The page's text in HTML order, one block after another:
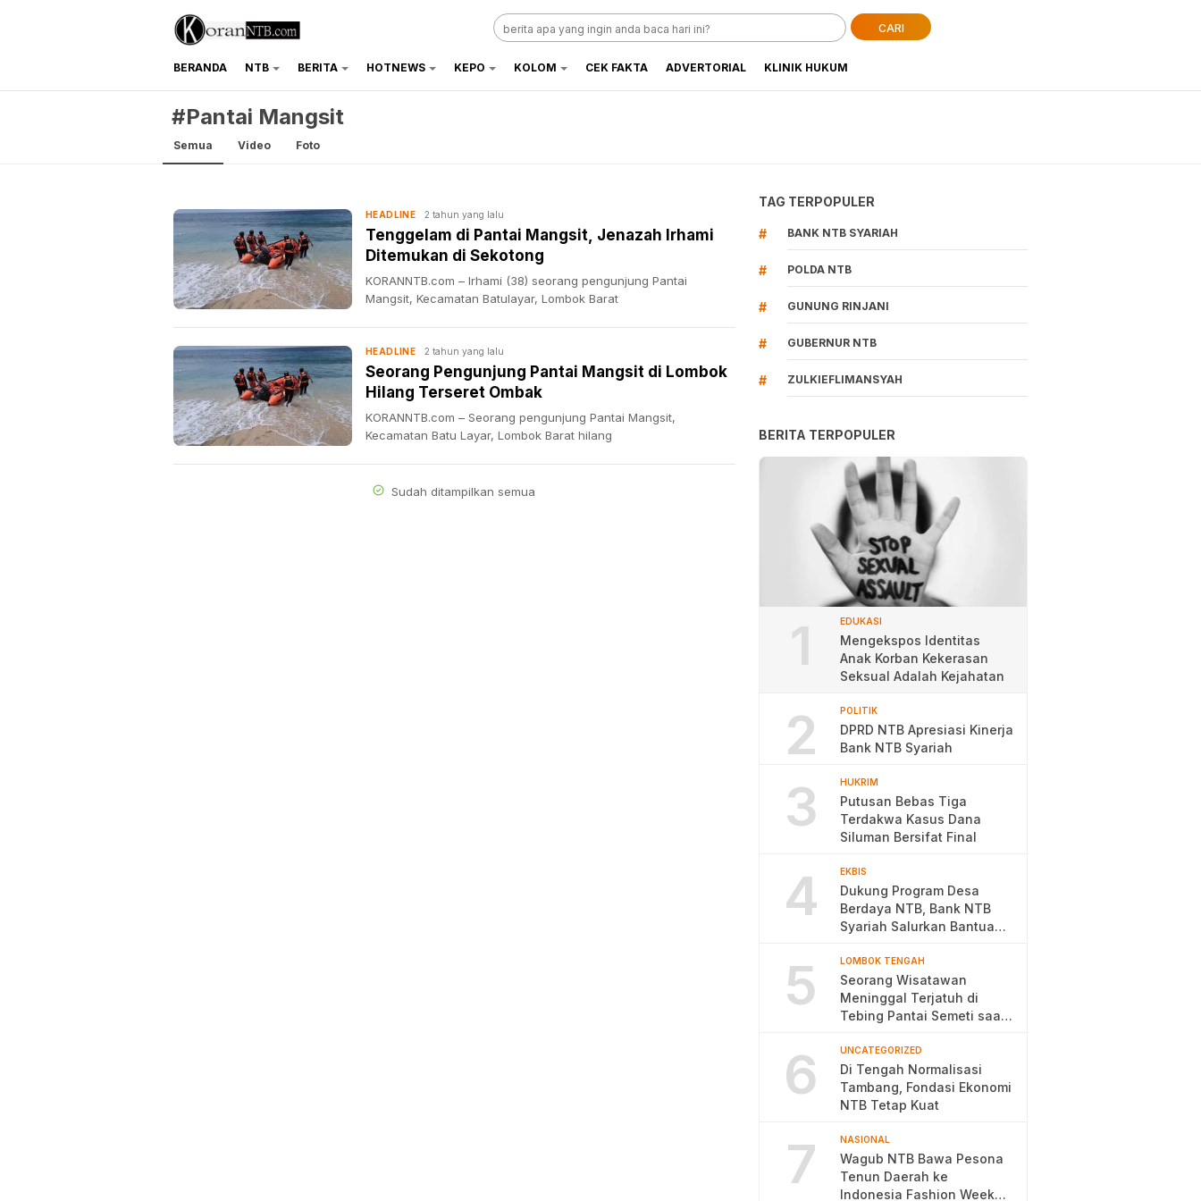
koranntb.com
CARI
BERANDA NTB BERITA HOTNEWS KEPO KOLOM CEK FAKTA ADVERTORIAL KLINIK HUKUM
#Pantai Mangsit
Semua Video Foto
HEADLINE 2 tahun yang lalu
Tenggelam di Pantai Mangsit, Jenazah Irhami
Ditemukan di Sekotong
KORANNTB.com – Irhami (38) seorang pengunjung Pantai
Mangsit, Kecamatan Batulayar, Lombok Barat
HEADLINE 2 tahun yang lalu
Seorang Pengunjung Pantai Mangsit di Lombok
Hilang Terseret Ombak
KORANNTB.com – Seorang pengunjung Pantai Mangsit,
Kecamatan Batu Layar, Lombok Barat hilang
Sudah ditampilkan semua
TAG TERPOPULER
# BANK NTB SYARIAH
# POLDA NTB
# GUNUNG RINJANI
# GUBERNUR NTB
# ZULKIEFLIMANSYAH
BERITA TERPOPULER
1 EDUKASI
Mengekspos Identitas
Anak Korban Kekerasan
Seksual Adalah Kejahatan
2 POLITIK
DPRD NTB Apresiasi Kinerja
Bank NTB Syariah
3 HUKRIM
Putusan Bebas Tiga
Terdakwa Kasus Dana
Siluman Bersifat Final
4 EKBIS
Dukung Program Desa
Berdaya NTB, Bank NTB
Syariah Salurkan Bantuan
5 LOMBOK TENGAH
Seorang Wisatawan
Meninggal Terjatuh di
Tebing Pantai Semeti saat
6 UNCATEGORIZED
Di Tengah Normalisasi
Tambang, Fondasi Ekonomi
NTB Tetap Kuat
7 NASIONAL
Wagub NTB Bawa Pesona
Tenun Daerah ke
Indonesia Fashion Week